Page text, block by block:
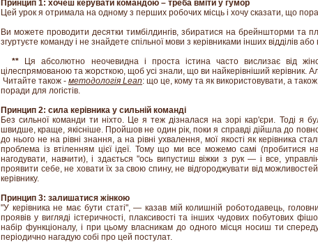
Принцип 1: хочеш керувати командою – треба вміти у гумор
Цей урок я отримала на одному з перших робочих місць і хочу сказати, що
Ви можете проводити десятки тимбілдингів, збиратися на брейншторми та
згуртуєте команду і не знайдете спільної мови з керівниками інших відділів
**
Ця абсолютно неочевидна і проста істина часто вислизає від
цілеспрямованою та жорсткою, щоб усі знали, що ви найкерівніший керівник.
Читайте також - методологія Lean: що це, кому та як використовувати, а
поради для логістів.
Принцип 2: сила керівника у сильній команді
Без сильної команди ти ніхто. Це я теж дізналася на зорі кар'єри. Тоді
швидше, краще, якісніше. Пройшов не один рік, поки я справді дійшла до
до нього не на рівні знання, а на рівні ухвалення, мої якості як керівника
проблема із втіленням цієї ідеї. Тому що ми все можемо самі (пробитися
нагодувати, навчити), і здається "ось випустиш віжки з рук — і все,
проявити себе, не ховати їх за свою спину, не відгороджувати від
керівнику.
Принцип 3: залишатися жінкою
"У керівника не має бути статі", — казав мій колишній роботодавець,
проявів у вигляді істеричності, плаксивості та інших чудових побутових
набір функціоналу, і при цьому власникам до одного місця носиш ти
періодично нагадую собі про цей постулат.